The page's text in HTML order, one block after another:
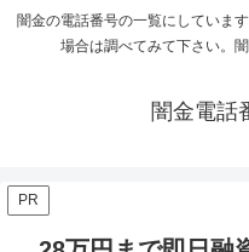
闇金の電話番号の一覧にしていま
場合は調べてみて下さい。
闇金電話
PR